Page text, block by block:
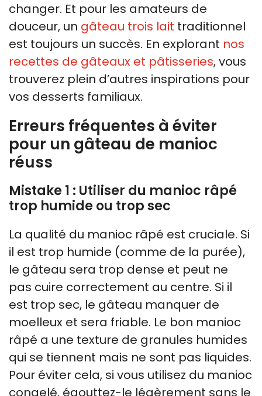
changer. Et pour les amateurs de
douceur, un gâteau trois lait traditionnel
est toujours un succès. En explorant nos
recettes de gâteaux et pâtisseries, vous
trouverez plein d’autres inspirations pour
vos desserts familiaux.
Erreurs fréquentes à éviter
pour un gâteau de manioc
réuss
Mistake 1 : Utiliser du manioc râpé
trop humide ou trop sec
La qualité du manioc râpé est cruciale. Si
il est trop humide (comme de la purée),
le gâteau sera trop dense et peut ne
pas cuire correctement au centre. Si il
est trop sec, le gâteau manquer de
moelleux et sera friable. Le bon manioc
râpé a une texture de granules humides
qui se tiennent mais ne sont pas liquides.
Pour éviter cela, si vous utilisez du manioc
congelé, égouttez-le légèrement sans le